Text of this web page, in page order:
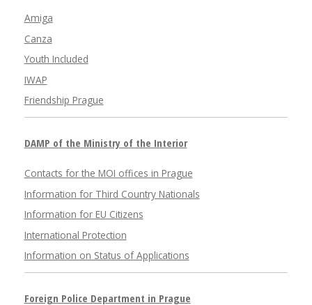
Amiga
Canza
Youth Included
IWAP
Friendship Prague
DAMP of the Ministry of the Interior
Contacts for the MOI offices in Prague
Information for Third Country Nationals
Information for EU Citizens
International Protection
Information on Status of Applications
Foreign Police Department in Prague